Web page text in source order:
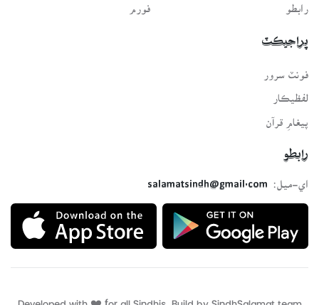
رابطو فورم
پراجيڪٽ
لفظيڪار
پيغامِ قرآن
رابطو
اي-ميل:
salamatsindh@gmail.com
Developed with ❤️ for all Sindhis. Build by